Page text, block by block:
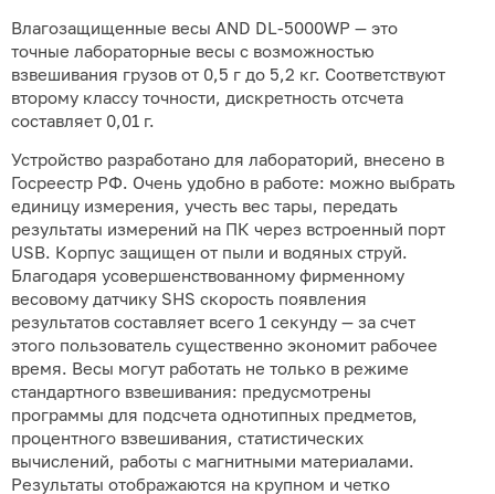
Влагозащищенные весы AND DL-5000WP — это
точные лабораторные весы с возможностью
взвешивания грузов от 0,5 г до 5,2 кг. Соответствуют
второму классу точности, дискретность отсчета
составляет 0,01 г.
Устройство разработано для лабораторий, внесено в
Госреестр РФ. Очень удобно в работе: можно выбрать
единицу измерения, учесть вес тары, передать
результаты измерений на ПК через встроенный порт
USB. Корпус защищен от пыли и водяных струй.
Благодаря усовершенствованному фирменному
весовому датчику SHS скорость появления
результатов составляет всего 1 секунду — за счет
этого пользователь существенно экономит рабочее
время. Весы могут работать не только в режиме
стандартного взвешивания: предусмотрены
программы для подсчета однотипных предметов,
процентного взвешивания, статистических
вычислений, работы с магнитными материалами.
Результаты отображаются на крупном и четко